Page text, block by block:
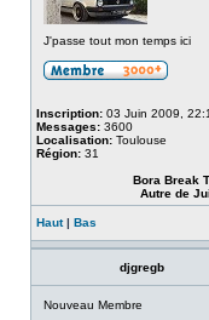
J'passe tout mon temps ici
Inscription: 03 Juin 2009,
Messages: 3600
Localisation: Toulouse
Région: 31
Bora Break
Autre de
Haut| Bas
djgregb
Nouveau Membre